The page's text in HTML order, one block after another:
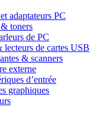
adaptateurs PC
toners
de PC
lecteurs de cartes USB
& scanners
externe
d’entrée
graphiques